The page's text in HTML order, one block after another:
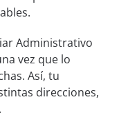
Administrativo
vez que lo
Así, tu
direcciones,